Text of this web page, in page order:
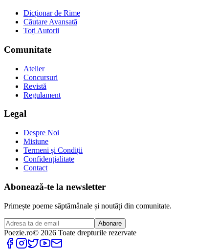
Dicționar de Rime
Căutare Avansată
Toți Autorii
Comunitate
Atelier
Concursuri
Revistă
Regulament
Legal
Despre Noi
Misiune
Termeni și Condiții
Confidențialitate
Contact
Abonează-te la newsletter
Primește poeme săptămânale și noutăți din comunitate.
Abonare
Poezie.ro© 2026 Toate drepturile rezervate